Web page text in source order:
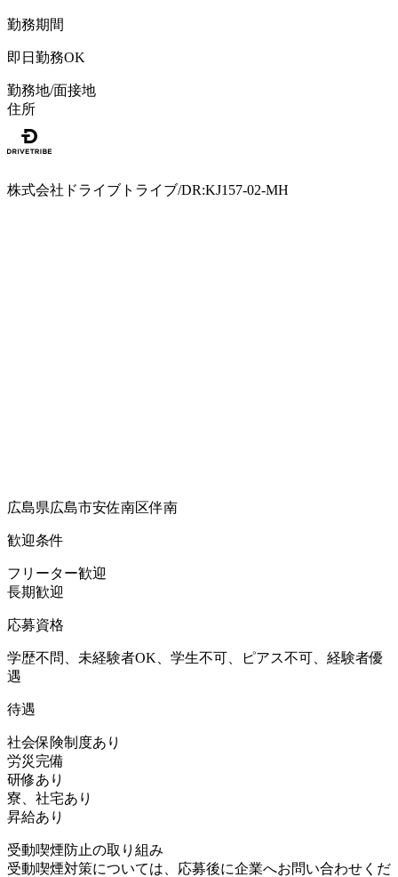
勤務期間
即日勤務OK
勤務地/面接地
住所
株式会社ドライブトライブ/DR:KJ157-02-MH
広島県広島市安佐南区伴南
歓迎条件
フリーター歓迎
長期歓迎
応募資格
学歴不問、未経験者OK、学生不可、ピアス不可、経験者優
遇
待遇
社会保険制度あり
労災完備
研修あり
寮、社宅あり
昇給あり
受動喫煙防止の取り組み
受動喫煙対策については、応募後に企業へお問い合わせくだ